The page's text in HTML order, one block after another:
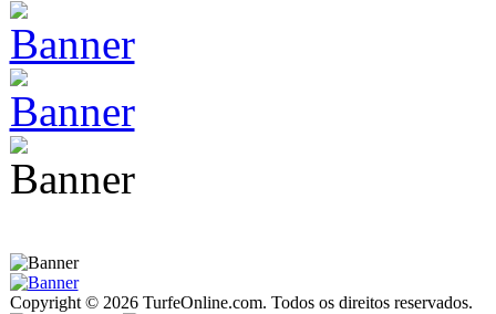
Copyright © 2026 TurfeOnline.com. Todos os direitos reservados.